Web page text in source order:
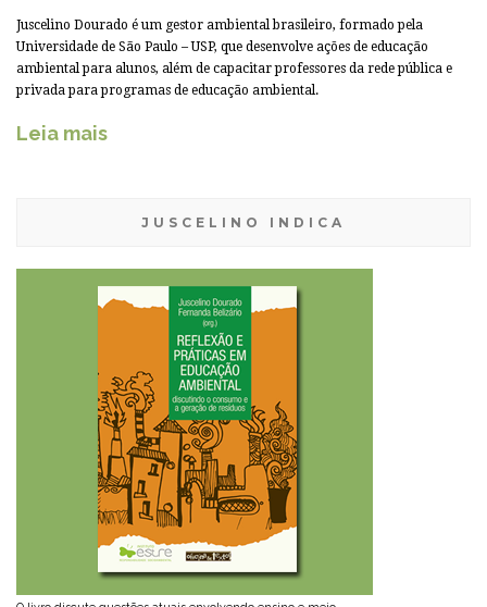
Juscelino Dourado é um gestor ambiental brasileiro, formado pela
Universidade de São Paulo – USP, que desenvolve ações de educação
ambiental para alunos, além de capacitar professores da rede pública e
privada para programas de educação ambiental.
Leia mais
JUSCELINO INDICA